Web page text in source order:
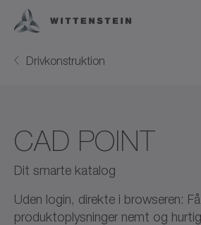
Drivkonstruktion
CAD POINT
Dit smarte katalog
Uden login, direkte i browseren: Få
produktoplysninger nemt og